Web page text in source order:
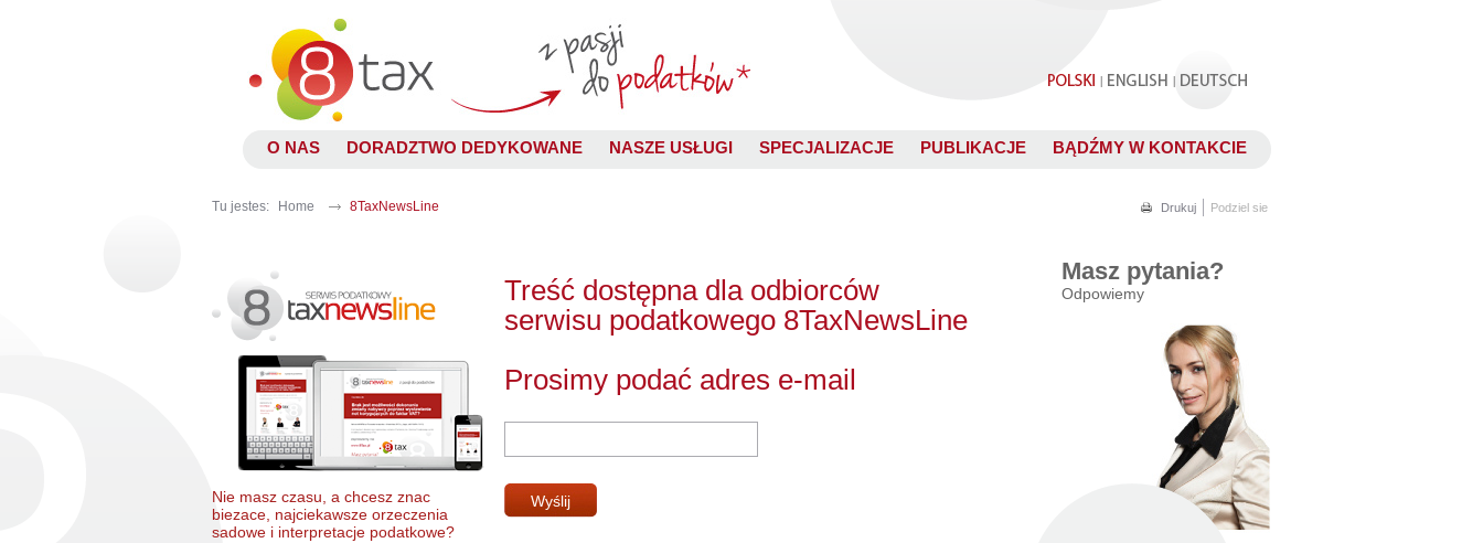
| |
O NAS DORADZTWO DEDYKOWANE NASZE USŁUGI SPECJALIZACJE PUBLIKACJE BĄDŹMY W KONTAKCIE
Drukuj Podziel sie
Tu jestes: Home 8TaxNewsLine
Nie masz czasu, a chcesz znac
biezace, najciekawsze orzeczenia
sadowe i interpretacje podatkowe?
Treść dostępna dla odbiorców
serwisu podatkowego 8TaxNewsLine
Prosimy podać adres e-mail
Masz pytania?
Odpowiemy